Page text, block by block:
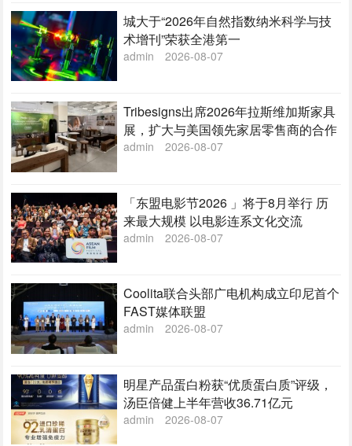
城大于“2026年自然指数纳米科学与技
术增刊”荣获全港第一
admin 2026-08-07
Tribesigns出席2026年拉斯维加斯家具
展，扩大与美国领先家居零售商的合作
admin 2026-08-07
「东盟电影节2026 」将于8月举行 历
来最大规模 以电影连系文化交流
admin 2026-08-07
Coolita联合头部广电机构成立印尼首个
FAST媒体联盟
admin 2026-08-07
明星产品蛋白粉获“优质蛋白质”评级，
汤臣倍健上半年营收36.71亿元
admin 2026-08-07